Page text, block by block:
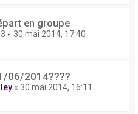
en groupe
« 30 mai 2014, 17:40
06/2014????
« 30 mai 2014, 16:11